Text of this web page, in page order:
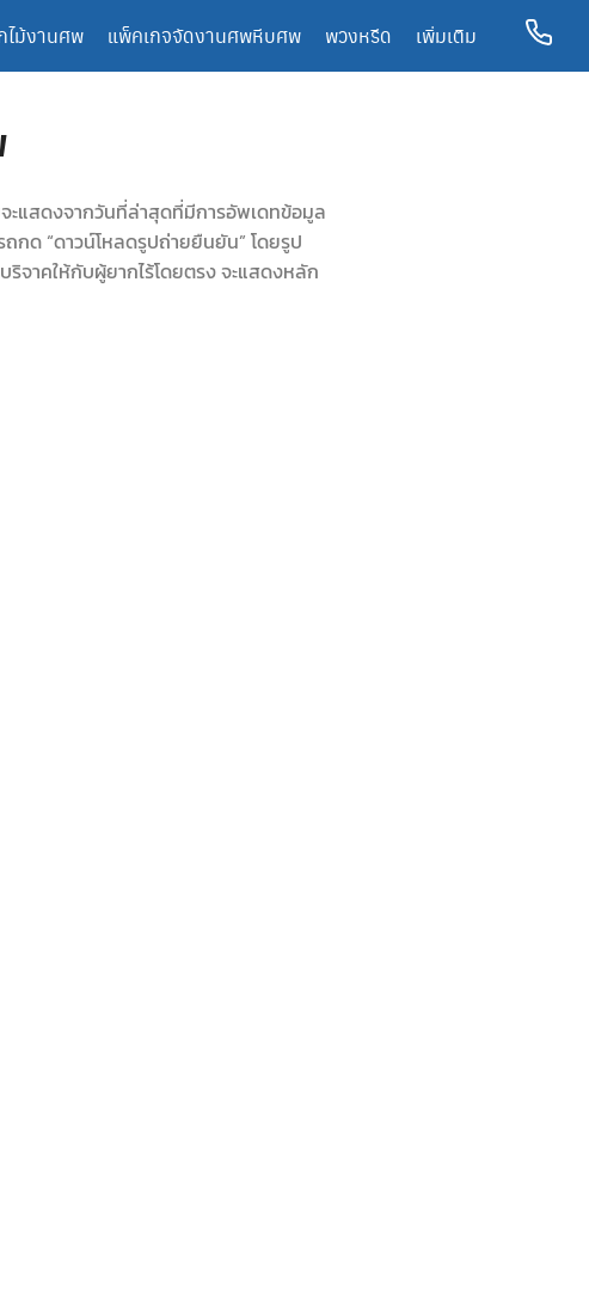
ไม้งานศพ แพ็คเกจจัดงานศพหีบศพ พวงหรีด เพิ่มเติม
ะแสดงจากวันที่ล่าสุดที่มีการอัพเดทข้อมูล
กด “ดาวน์โหลดรูปถ่ายยืนยัน” โดยรูป
จาคให้กับผู้ยากไร้โดยตรง จะแสดงหลัก